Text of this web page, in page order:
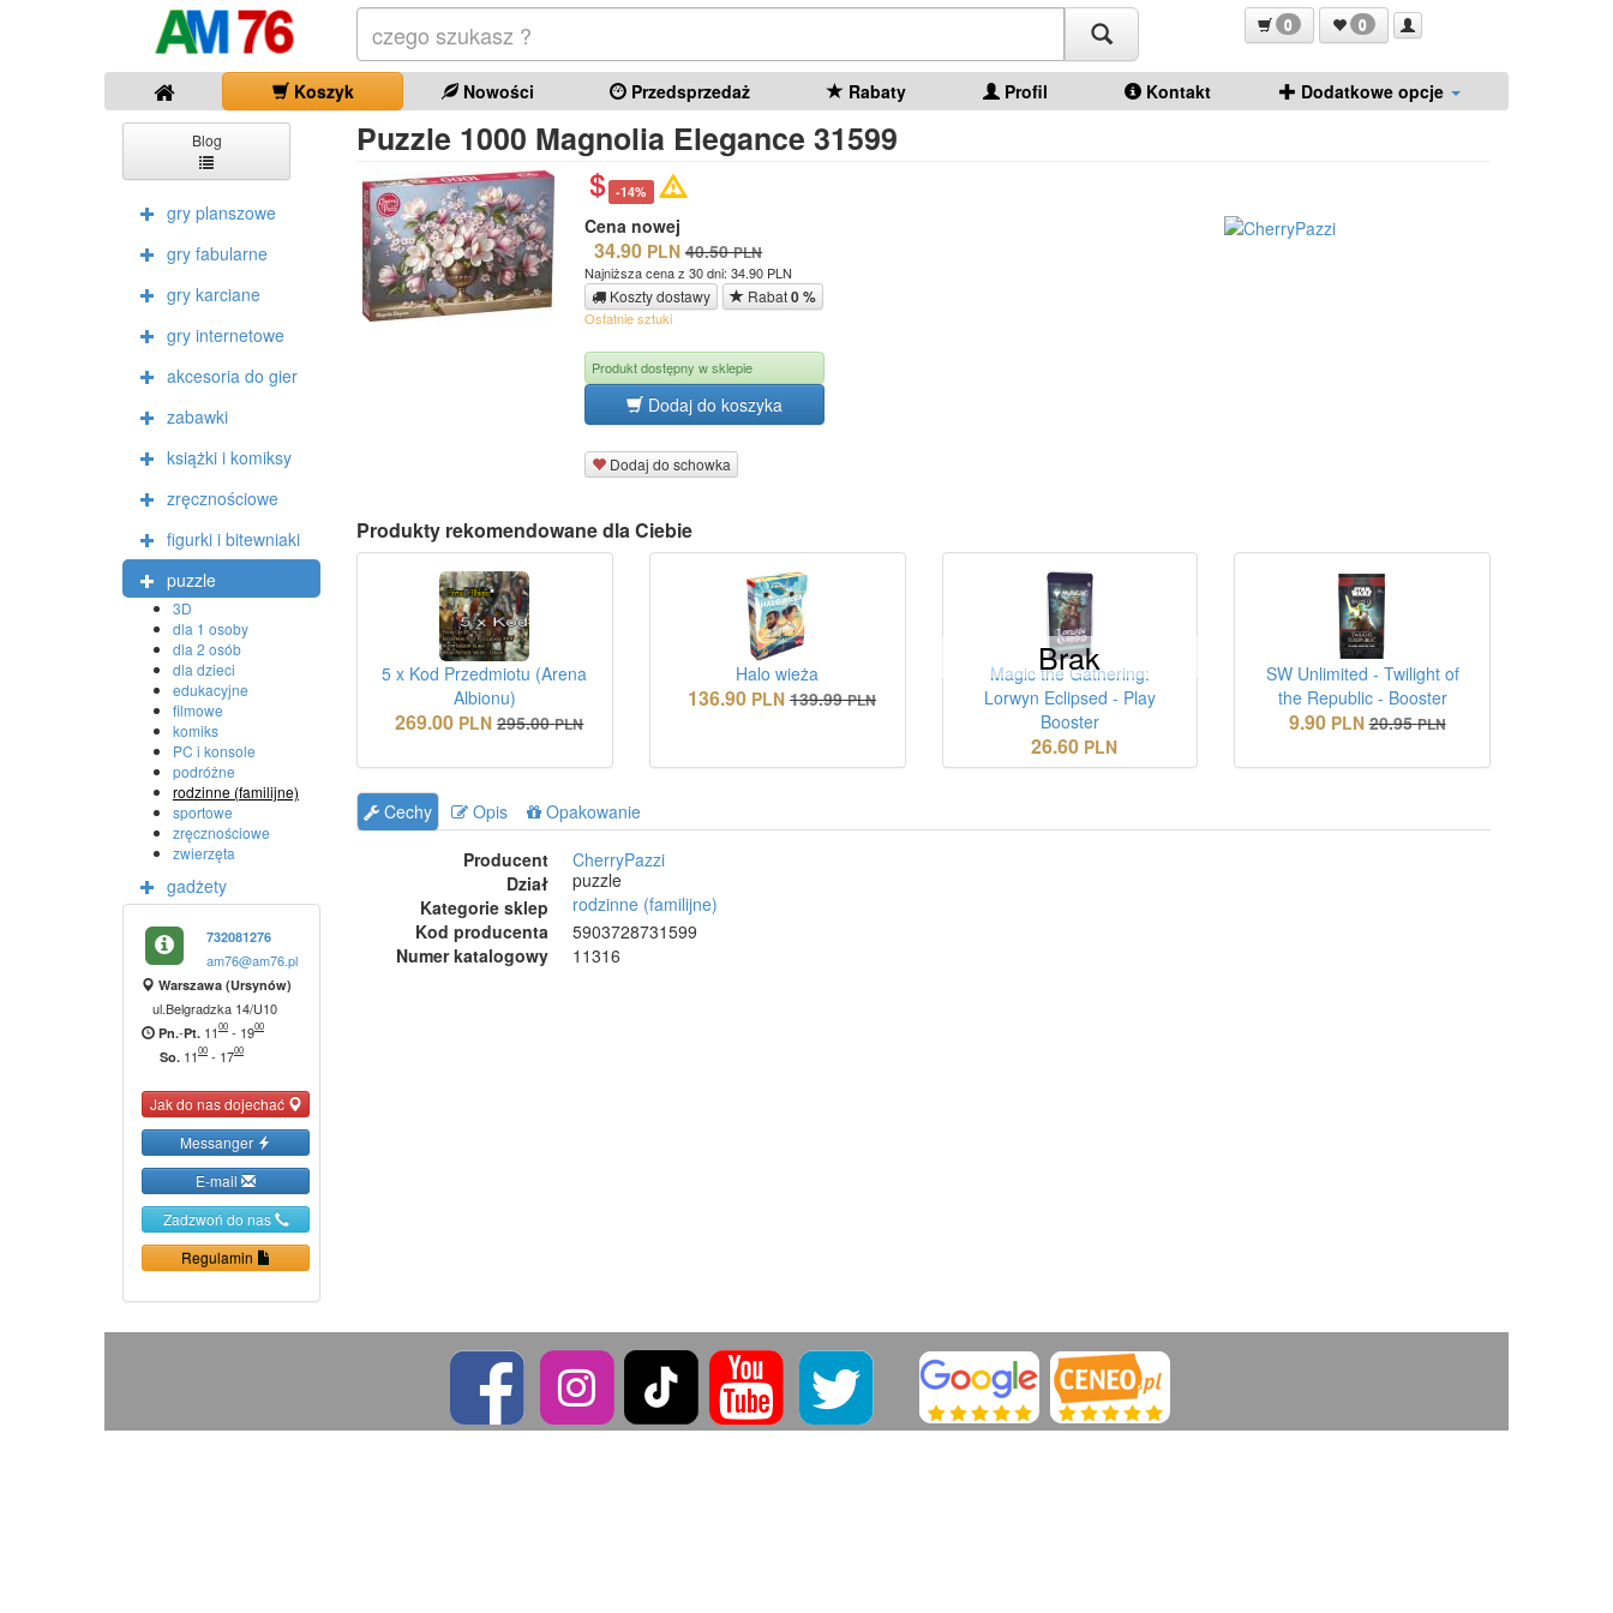
0 0
Koszyk Nowości Przedsprzedaż Rabaty Profil Kontakt Dodatkowe opcje
Blog
gry planszowe
gry fabularne
gry karciane
gry internetowe
akcesoria do gier
zabawki
książki i komiksy
zręcznościowe
figurki i bitewniaki
puzzle
3D
dla 1 osoby
dla 2 osób
dla dzieci
edukacyjne
filmowe
komiks
PC i konsole
podróżne
rodzinne (familijne)
sportowe
zręcznościowe
zwierzęta
gadżety
732081276
am76@am76.pl
Warszawa (Ursynów)
ul.Belgradzka 14/U10
Pn.-Pt. 1100 - 1900
So. 1100 - 1700
Jak do nas dojechać
Messanger
E-mail
Zadzwoń do nas
Regulamin
Puzzle 1000 Magnolia Elegance 31599
-14%
Cena nowej
34.90 PLN 40.50 PLN
Najniższa cena z 30 dni: 34.90 PLN
Koszty dostawy Rabat0 %
Ostatnie sztuki
Produkt dostępny w sklepie
Dodaj do koszyka
Dodaj do schowka
Produkty rekomendowane dla Ciebie
5 x Kod Przedmiotu (Arena
Albionu)
269.00 PLN 295.00 PLN
Halo wieża
136.90 PLN 139.99 PLN
Brak
Magic the Gathering:
Lorwyn Eclipsed - Play
Booster
26.60 PLN
SW Unlimited - Twilight of
the Republic - Booster
9.90 PLN 20.95 PLN
Cechy Opis
Opakowanie
Producent
CherryPazzi
Dział
puzzle
Kategorie sklep
rodzinne (familijne)
Kod producenta
5903728731599
Numer katalogowy
11316